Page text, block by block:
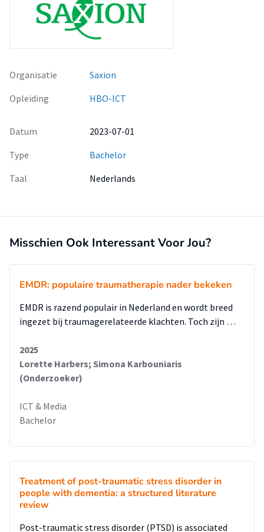
Organisatie
Saxion
Opleiding
HBO-ICT
Datum
2023-07-01
Type
Bachelor
Taal
Nederlands
Misschien Ook Interessant Voor Jou?
EMDR: populaire traumatherapie nader bekeken
EMDR is razend populair in Nederland en wordt breed
ingezet bij traumagerelateerde klachten. Toch zijn …
2025
Lorette Harbers; Simona Karbouniaris
(Onderzoeker)
ICT & Media
Bachelor
Treatment of post-traumatic stress disorder in
people with dementia: a structured literature
review
Post-traumatic stress disorder (PTSD) is associated